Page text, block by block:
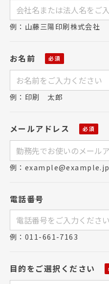
例：山藤三陽印刷株式会社
お名前
例：印刷 太郎
メールアドレス
例：example@example.jp
電話番号
例：011-661-7163
目的をご選択ください